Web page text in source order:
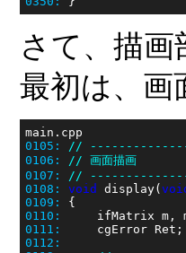
さて、描画
最初は、画
0105:
//
0106:
// 画面描画
0107:
//
0108:
void display(
0109:
0110:
0111:
0112: